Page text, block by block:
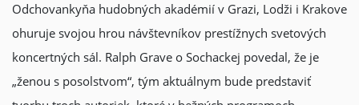
Odchovankyňa hudobných akadémií v Grazi, Lodži i Krakove
ohuruje svojou hrou návštevníkov prestížnych svetových
koncertných sál. Ralph Grave o Sochackej povedal, že je
„ženou s posolstvom“, tým aktuálnym bude predstaviť